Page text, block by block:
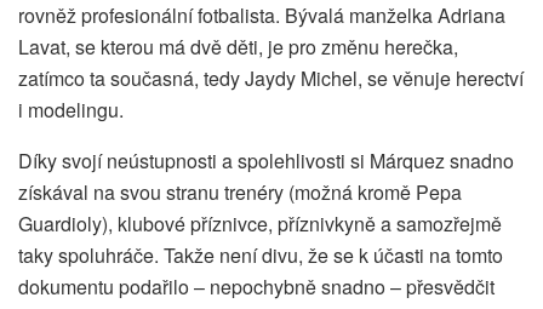
rovněž profesionální fotbalista. Bývalá manželka Adriana
Lavat, se kterou má dvě děti, je pro změnu herečka,
zatímco ta současná, tedy Jaydy Michel, se věnuje herectví
i modelingu.
Díky svojí neústupnosti a spolehlivosti si Márquez snadno
získával na svou stranu trenéry (možná kromě Pepa
Guardioly), klubové příznivce, příznivkyně a samozřejmě
taky spoluhráče. Takže není divu, že se k účasti na tomto
dokumentu podařilo – nepochybně snadno – přesvědčit